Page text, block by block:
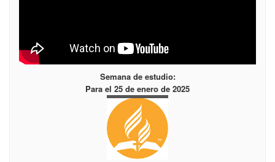
Semana de estudio:
Para el 25 de enero de 2025